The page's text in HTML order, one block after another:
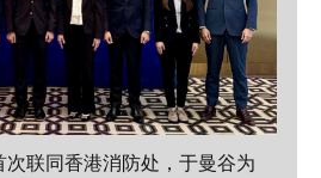
联同香港消防处，于曼谷为